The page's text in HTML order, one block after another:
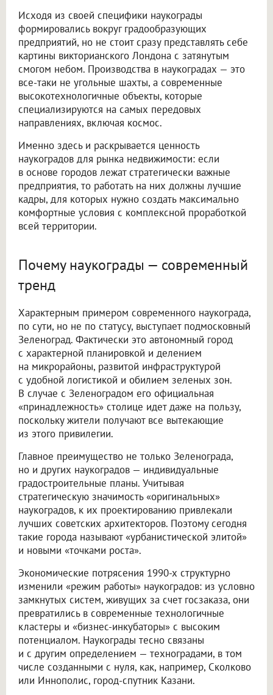
Исходя из своей специфики наукограды
формировались вокруг градообразующих
предприятий, но не стоит сразу представлять себе
картины викторианского Лондона с затянутым
смогом небом. Производства в наукоградах — это
все-таки не угольные шахты, а современные
высокотехнологичные объекты, которые
специализируются на самых передовых
направлениях, включая космос.
Именно здесь и раскрывается ценность
наукоградов для рынка недвижимости: если
в основе городов лежат стратегически важные
предприятия, то работать на них должны лучшие
кадры, для которых нужно создать максимально
комфортные условия с комплексной проработкой
всей территории.
Почему наукограды — современный
тренд
Характерным примером современного наукограда,
по сути, но не по статусу, выступает подмосковный
Зеленоград. Фактически это автономный город
с характерной планировкой и делением
на микрорайоны, развитой инфраструктурой
с удобной логистикой и обилием зеленых зон.
В случае с Зеленоградом его официальная
«принадлежность» столице идет даже на пользу,
поскольку жители получают все вытекающие
из этого привилегии.
Главное преимущество не только Зеленограда,
но и других наукоградов — индивидуальные
градостроительные планы. Учитывая
стратегическую значимость «оригинальных»
наукоградов, к их проектированию привлекали
лучших советских архитекторов. Поэтому сегодня
такие города называют «урбанистической элитой»
и новыми «точками роста».
Экономические потрясения 1990-х структурно
изменили «режим работы» наукоградов: из условно
замкнутых систем, живущих за счет госзаказа, они
превратились в современные технологичные
кластеры и «бизнес-инкубаторы» с высоким
потенциалом. Наукограды тесно связаны
и с другим определением — техноградами, в том
числе созданными с нуля, как, например, Сколково
или Иннополис, город-спутник Казани.